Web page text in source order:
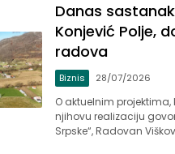
Danas
Konjević Polje,
radova
Biznis 28/07/2026
O aktuelnim
njihovu realizaciju
Srpske“, Radovan